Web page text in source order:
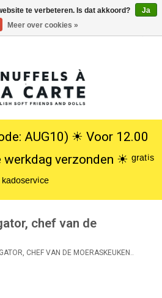
AUG10) ☀︎ Voor 12.00
verzonden ☀︎ ᵍʳᵃᵗⁱˢ
ᵏᵃᵈᵒˢᵉʳᵛⁱᶜᵉ
chef van de
CHEF VAN DE MOERASKEUKEN..
te verbeteren. Is dat akkoord?
Ja
Meer over cookies »